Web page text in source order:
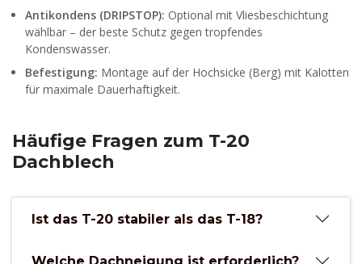
Antikondens (DRIPSTOP): Optional mit Vliesbeschichtung
wählbar – der beste Schutz gegen tropfendes
Kondenswasser.
Befestigung: Montage auf der Hochsicke (Berg) mit Kalotten
für maximale Dauerhaftigkeit.
Häufige Fragen zum T-20
Dachblech
Ist das T-20 stabiler als das T-18?
Welche Dachneigung ist erforderlich?